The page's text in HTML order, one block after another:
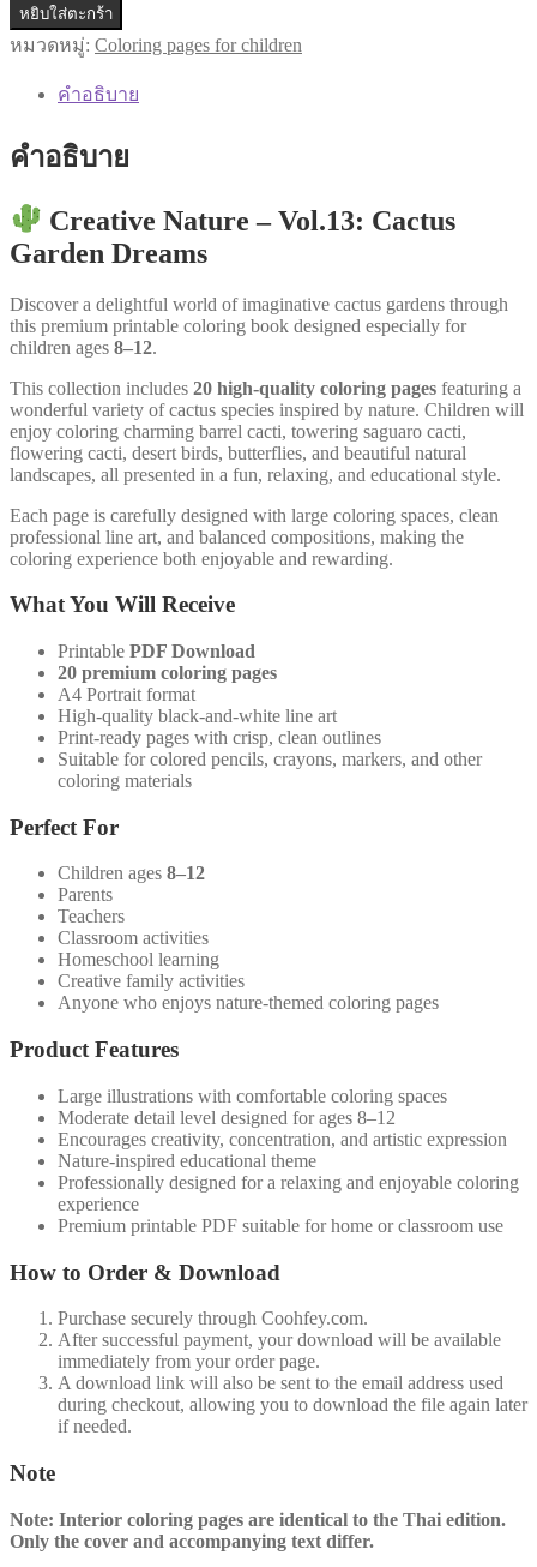
AB019
|
Nature
Vol.13:
Cactus
Dreams
PDF
•
20
Pages
หยิบใส่ตะกร้า
หมวดหมู่: Coloring pages for children
คำอธิบาย
คำอธิบาย
Creative Nature – Vol.13: Cactus
Garden Dreams
Discover a delightful world of imaginative cactus gardens through
this premium printable coloring book designed especially for
children ages 8–12.
This collection includes 20 high-quality coloring pages featuring a
wonderful variety of cactus species inspired by nature. Children will
enjoy coloring charming barrel cacti, towering saguaro cacti,
flowering cacti, desert birds, butterflies, and beautiful natural
landscapes, all presented in a fun, relaxing, and educational style.
Each page is carefully designed with large coloring spaces, clean
professional line art, and balanced compositions, making the
coloring experience both enjoyable and rewarding.
What You Will Receive
Printable PDF Download
20 premium coloring pages
A4 Portrait format
High-quality black-and-white line art
Print-ready pages with crisp, clean outlines
Suitable for colored pencils, crayons, markers, and other
coloring materials
Perfect For
Children ages 8–12
Parents
Teachers
Classroom activities
Homeschool learning
Creative family activities
Anyone who enjoys nature-themed coloring pages
Product Features
Large illustrations with comfortable coloring spaces
Moderate detail level designed for ages 8–12
Encourages creativity, concentration, and artistic expression
Nature-inspired educational theme
Professionally designed for a relaxing and enjoyable coloring
experience
Premium printable PDF suitable for home or classroom use
How to Order & Download
Purchase securely through Coohfey.com.
After successful payment, your download will be available
immediately from your order page.
A download link will also be sent to the email address used
during checkout, allowing you to download the file again later
if needed.
Note
Note: Interior coloring pages are identical to the Thai edition.
Only the cover and accompanying text differ.